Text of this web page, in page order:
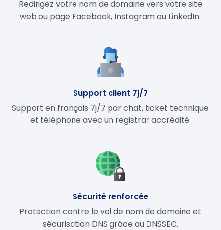
Redirigez votre nom de domaine vers votre site
web ou page Facebook, Instagram ou LinkedIn.
Support client 7j/7
Support en français 7j/7 par chat, ticket technique
et téléphone avec un registrar accrédité.
Sécurité renforcée
Protection contre le vol de nom de domaine et
sécurisation DNS grâce au DNSSEC.